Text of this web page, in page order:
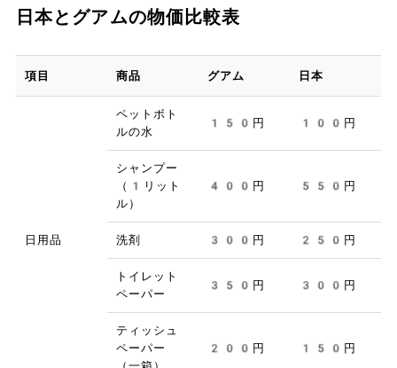
日本とグアムの物価比較表
項目 商品 グアム 日本
日用品
ペットボト
ルの水
150円 100円
シャンプー
（1リット
ル）
400円 550円
洗剤 300円 250円
トイレット
ペーパー
350円 300円
ティッシュ
ペーパー
200円 150円